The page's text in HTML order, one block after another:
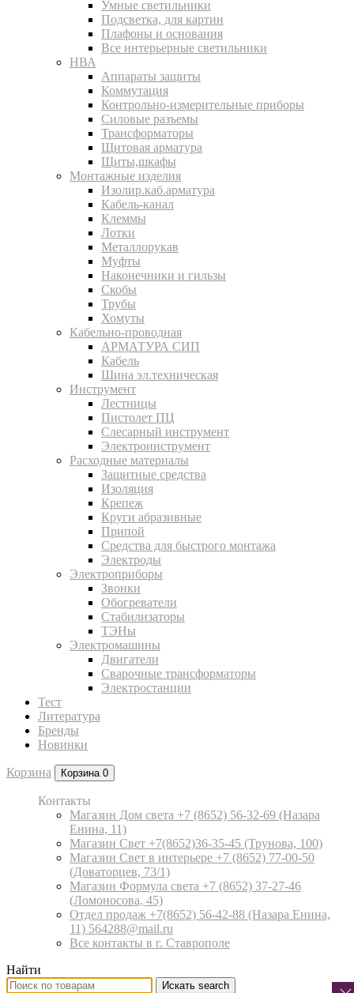
Умные светильники
Подсветка, для картин
Плафоны и основания
Все интерьерные светильники
НВА
Аппараты защиты
Коммутация
Контрольно-измерительные приборы
Силовые разъемы
Трансформаторы
Щитовая арматура
Щиты,шкафы
Монтажные изделия
Изолир.каб.арматура
Кабель-канал
Клеммы
Лотки
Металлорукав
Муфты
Наконечники и гильзы
Скобы
Трубы
Хомуты
Кабельно-проводная
АРМАТУРА СИП
Кабель
Шина эл.техническая
Инструмент
Лестницы
Пистолет ПЦ
Слесарный инструмент
Электроинструмент
Расходные материалы
Защитные средства
Изоляция
Крепеж
Круги абразивные
Припой
Средства для быстрого монтажа
Электроды
Электроприборы
Звонки
Обогреватели
Стабилизаторы
ТЭНы
Электромашины
Двигатели
Сварочные трансформаторы
Электростанции
Тест
Литература
Бренды
Новинки
Корзина Корзина 0
Контакты
Магазин Дом света +7 (8652) 56-32-69 (Назара
Енина, 11)
Магазин Свет +7(8652)36-35-45 (Трунова, 100)
Магазин Свет в интерьере +7 (8652) 77-00-50
(Доваторцев, 73/1)
Магазин Формула света +7 (8652) 37-27-46
(Ломоносова, 45)
Отдел продаж +7(8652) 56-42-88 (Назара Енина,
11) 564288@mail.ru
Все контакты в г. Ставрополе
Найти
Искать search